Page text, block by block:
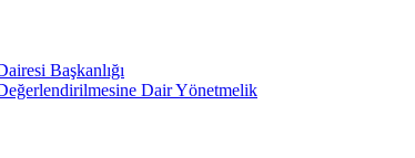
Başkanlığı
Dair Yönetmelik